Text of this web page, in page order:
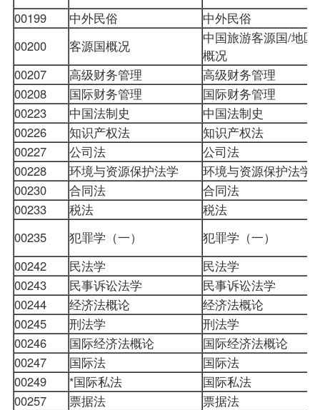
00199
中外民俗 中外民俗
00200
客源国概况
中国旅游客源国/地区
概况
00207
高级财务管理 高级财务管理
00208
国际财务管理 国际财务管理
00223
中国法制史 中国法制史
00226
知识产权法 知识产权法
00227
公司法 公司法
00228
环境与资源保护法学 环境与资源保护法学
00230
合同法 合同法
00233
税法 税法
00235
犯罪学（一） 犯罪学（一）
00242
民法学 民法学
00243
民事诉讼法学 民事诉讼法学
00244
经济法概论 经济法概论
00245
刑法学 刑法学
00246
国际经济法概论 国际经济法概论
00247
国际法 国际法
00249
*国际私法 国际私法
00257
票据法 票据法